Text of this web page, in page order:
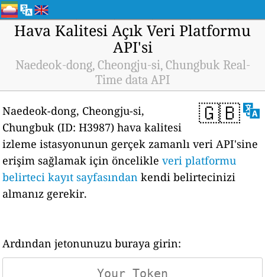
Hava Kalitesi Açık Veri Platformu
API'si
Naedeok-dong, Cheongju-si, Chungbuk Real-
Time data API
🇬🇧
Naedeok-dong, Cheongju-si,
Chungbuk (ID: H3987) hava kalitesi
izleme istasyonunun gerçek zamanlı veri API'sine
erişim sağlamak için öncelikleveri platformu
belirteci kayıt sayfasından kendi belirtecinizi
almanız gerekir.
Ardından jetonunuzu buraya girin: